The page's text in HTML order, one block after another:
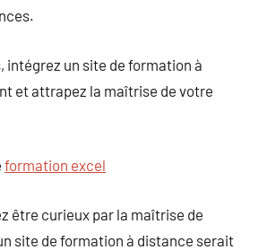
intégrez un site de formation à
et attrapez la maîtrise de votre
formation excel
être curieux par la maîtrise de
site de formation à distance serait